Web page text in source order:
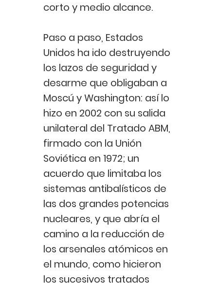
corto y medio alcance.
Paso a paso, Estados
Unidos ha ido destruyendo
los lazos de seguridad y
desarme que obligaban a
Moscú y Washington: así lo
hizo en 2002 con su salida
unilateral del Tratado ABM,
firmado con la Unión
Soviética en 1972; un
acuerdo que limitaba los
sistemas antibalísticos de
las dos grandes potencias
nucleares, y que abría el
camino a la reducción de
los arsenales atómicos en
el mundo, como hicieron
los sucesivos tratados